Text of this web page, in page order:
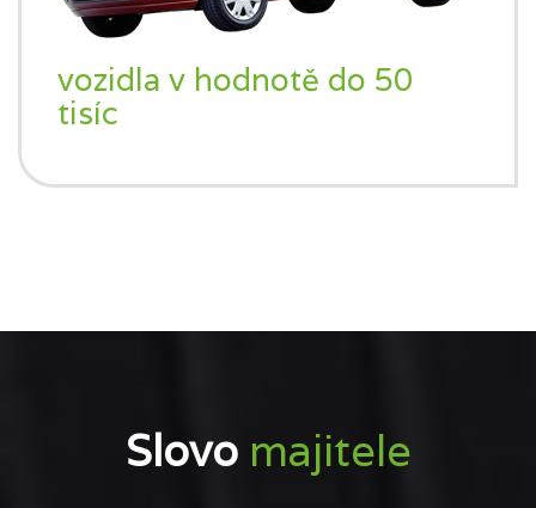
vozidla v hodnotě do 50
tisíc
Slovo majitele